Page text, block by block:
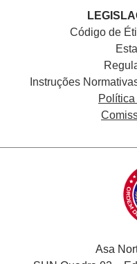
Código de
Instruções
Asa